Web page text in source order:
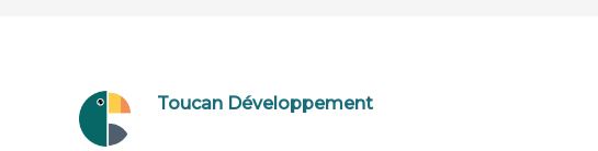
Toucan Développement